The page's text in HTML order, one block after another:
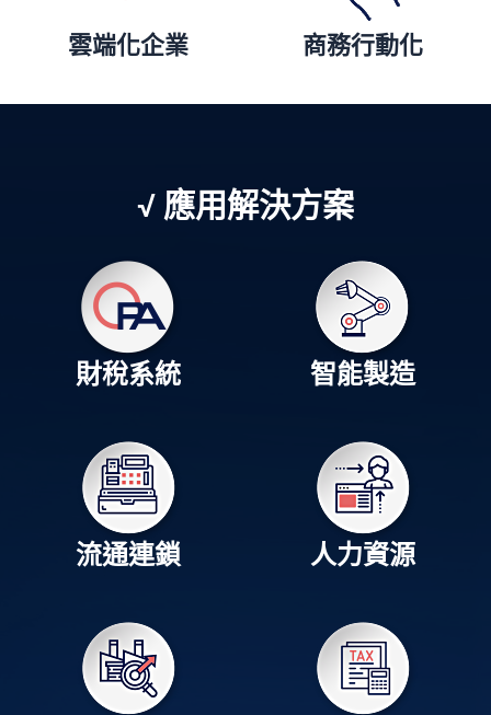
雲端化企業 商務行動化
√ 應用解決方案
財稅系統 智能製造
流通連鎖 人力資源